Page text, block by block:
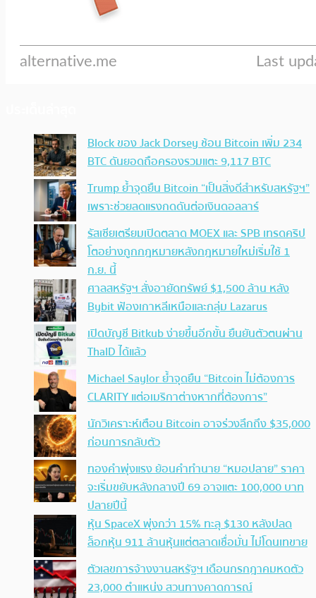
Block ของ Jack Dorsey ช้อน Bitcoin เพิ่ม 234
BTC ดันยอดถือครองรวมแตะ 9,117 BTC
Trump ย้ำจุดยืน Bitcoin “เป็นสิ่งดีสำหรับสหรัฐฯ”
เพราะช่วยลดแรงกดดันต่อเงินดอลลาร์
รัสเซียเตรียมเปิดตลาด MOEX และ SPB เทรดคริป
โตอย่างถูกกฎหมายหลังกฎหมายใหม่เริ่มใช้ 1
ก.ย. นี้
ศาลสหรัฐฯ สั่งอายัดทรัพย์ $1,500 ล้าน หลัง
Bybit ฟ้องเกาหลีเหนือและกลุ่ม Lazarus
เปิดบัญชี Bitkub ง่ายขึ้นอีกขั้น ยืนยันตัวตนผ่าน
ThaID ได้แล้ว
Michael Saylor ย้ำจุดยืน “Bitcoin ไม่ต้องการ
CLARITY แต่อเมริกาต่างหากที่ต้องการ”
นักวิเคราะห์เตือน Bitcoin อาจร่วงลึกถึง $35,000
ก่อนการกลับตัว
ทองคำพุ่งแรง ย้อนคำทำนาย “หมอปลาย” ราคา
จะเริ่มขยับหลังกลางปี 69 อาจแตะ 100,000 บาท
ปลายปีนี้
หุ้น SpaceX พุ่งกว่า 15% ทะลุ $130 หลังปลด
ล็อกหุ้น 911 ล้านหุ้นแต่ตลาดเชื่อมั่น ไม่โดนเทขาย
ตัวเลขการจ้างงานสหรัฐฯ เดือนกรกฎาคมหดตัว
23,000 ตำแหน่ง สวนทางคาดการณ์